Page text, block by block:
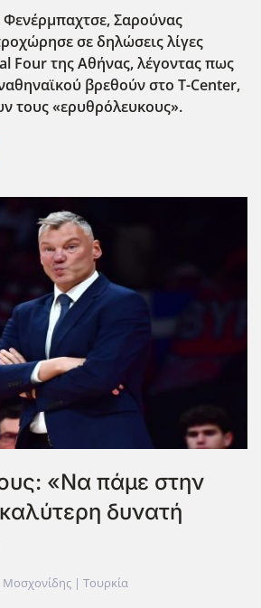
Σαρούνας
σε δηλώσεις λίγες
Four της Αθήνας, λέγοντας πως
βρεθούν στο T-Center,
τους «ερυθρόλευκους».
«Να πάμε στην
δυνατή
Μοσχονίδης | Τουρκία